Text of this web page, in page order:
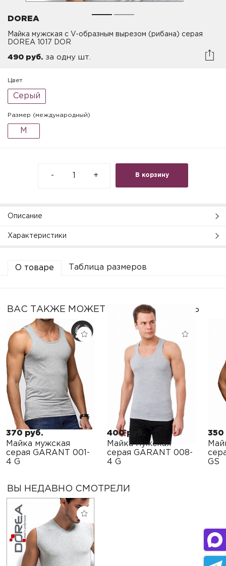
DOREA
Майка мужская с V-образным вырезом (рибана) серая
DOREA 1017 DOR
490 руб. за одну шт.
Цвет
Серый
Размер (международный)
M
В корзину
- +
Описание
Характеристики
О товаре Таблица размеров
ВАС ТАКЖЕ МОЖЕТ ЗАИНТЕРЕСОВАТЬ
370 руб.
Майка мужская
серая GARANT 001-
4 G
400 руб.
Майка мужская
серая GARANT 008-
4 G
350
GS
ВЫ НЕДАВНО СМОТРЕЛИ